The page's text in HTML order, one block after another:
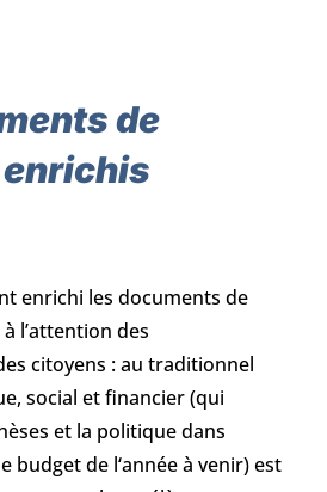
de
enrichi les documents de
l’attention des
citoyens : au traditionnel
social et financier (qui
et la politique dans
budget de l‘année à venir) est